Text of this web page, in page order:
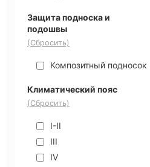
Защита подноска и
подошвы
(Сбросить)
Композитный подносок
Климатический пояс
(Сбросить)
I-II
III
IV